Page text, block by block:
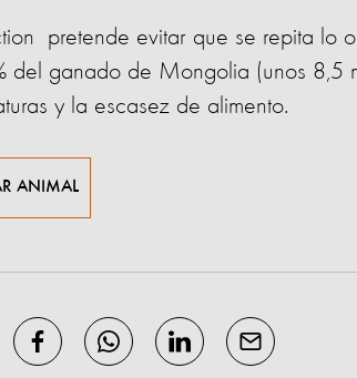
pretende evitar que se repita lo
del ganado de Mongolia (unos 8,5
y la escasez de alimento.
ANIMAL